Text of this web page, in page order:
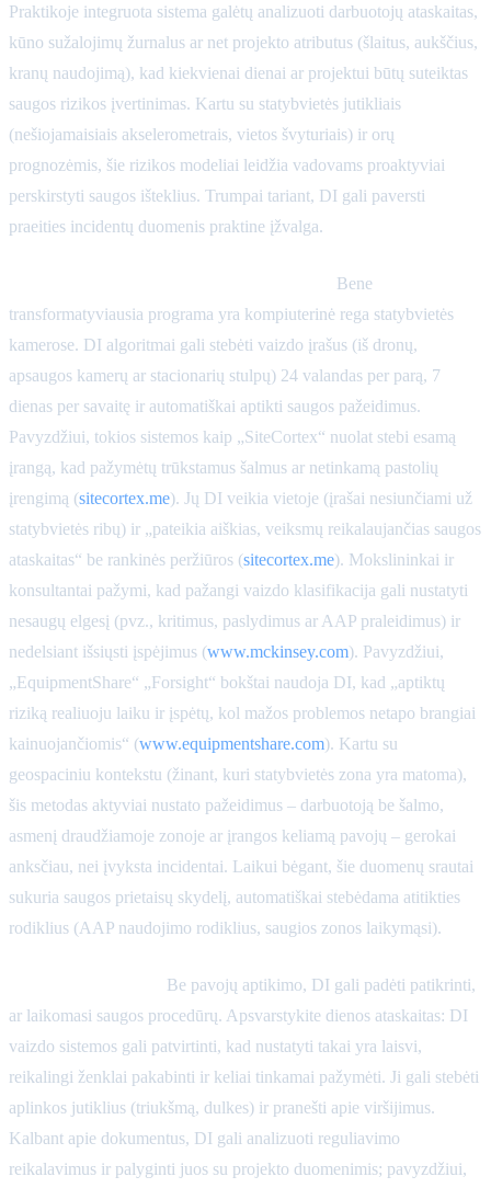
Praktikoje integruota sistema galėtų analizuoti darbuotojų ataskaitas,
kūno sužalojimų žurnalus ar net projekto atributus (šlaitus, aukščius,
kranų naudojimą), kad kiekvienai dienai ar projektui būtų suteiktas
saugos rizikos įvertinimas. Kartu su statybvietės jutikliais
(nešiojamaisiais akselerometrais, vietos švyturiais) ir orų
prognozėmis, šie rizikos modeliai leidžia vadovams proaktyviai
perskirstyti saugos išteklius. Trumpai tariant, DI gali paversti
praeities incidentų duomenis praktine įžvalga.
Bene
transformatyviausia programa yra kompiuterinė rega statybvietės
kamerose. DI algoritmai gali stebėti vaizdo įrašus (iš dronų,
apsaugos kamerų ar stacionarių stulpų) 24 valandas per parą, 7
dienas per savaitę ir automatiškai aptikti saugos pažeidimus.
Pavyzdžiui, tokios sistemos kaip „SiteCortex“ nuolat stebi esamą
įrangą, kad pažymėtų trūkstamus šalmus ar netinkamą pastolių
įrengimą (sitecortex.me). Jų DI veikia vietoje (įrašai nesiunčiami už
statybvietės ribų) ir „pateikia aiškias, veiksmų reikalaujančias saugos
ataskaitas“ be rankinės peržiūros (sitecortex.me). Mokslininkai ir
konsultantai pažymi, kad pažangi vaizdo klasifikacija gali nustatyti
nesaugų elgesį (pvz., kritimus, paslydimus ar AAP praleidimus) ir
nedelsiant išsiųsti įspėjimus (www.mckinsey.com). Pavyzdžiui,
„EquipmentShare“ „Forsight“ bokštai naudoja DI, kad „aptiktų
riziką realiuoju laiku ir įspėtų, kol mažos problemos netapo brangiai
kainuojančiomis“ (www.equipmentshare.com). Kartu su
geospaciniu kontekstu (žinant, kuri statybvietės zona yra matoma),
šis metodas aktyviai nustato pažeidimus – darbuotoją be šalmo,
asmenį draudžiamoje zonoje ar įrangos keliamą pavojų – gerokai
anksčiau, nei įvyksta incidentai. Laikui bėgant, šie duomenų srautai
sukuria saugos prietaisų skydelį, automatiškai stebėdama atitikties
rodiklius (AAP naudojimo rodiklius, saugios zonos laikymąsi).
Be pavojų aptikimo, DI gali padėti patikrinti,
ar laikomasi saugos procedūrų. Apsvarstykite dienos ataskaitas: DI
vaizdo sistemos gali patvirtinti, kad nustatyti takai yra laisvi,
reikalingi ženklai pakabinti ir keliai tinkamai pažymėti. Ji gali stebėti
aplinkos jutiklius (triukšmą, dulkes) ir pranešti apie viršijimus.
Kalbant apie dokumentus, DI gali analizuoti reguliavimo
reikalavimus ir palyginti juos su projekto duomenimis; pavyzdžiui,